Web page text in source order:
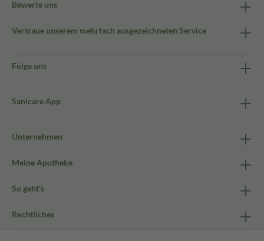
Bewerte uns
Vertraue unserem mehrfach ausgezeichneten Service
Folge uns
Sanicare App
Unternehmen
Meine Apotheke
So geht's
Rechtliches